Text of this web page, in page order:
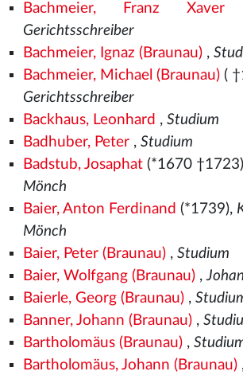
Bachmeier, Franz Xaver
Gerichtsschreiber
Bachmeier, Ignaz (Braunau),
Bachmeier, Michael (Braunau)(
Gerichtsschreiber
Backhaus, Leonhard , Studium
Badhuber, Peter, Studium
Badstub, Josaphat(*1670
Mönch
Baier, Anton Ferdinand (*1739),
Mönch
Baier, Peter (Braunau), Studium
Baier, Wolfgang (Braunau),
Baierle, Georg (Braunau),
Banner, Johann (Braunau),
Bartholomäus (Braunau),
Bartholomäus, Johann (Braunau)